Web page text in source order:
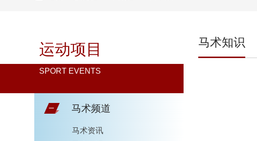
运动项目
SPORT EVENTS
马术频道
马术资讯
马术知识